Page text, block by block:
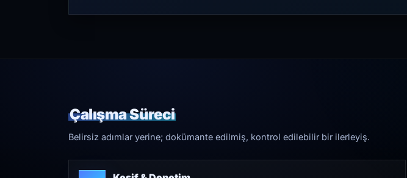
Çalışma Süreci
Belirsiz adımlar yerine; dokümante edilmiş, kontrol edilebilir bir ilerleyiş.